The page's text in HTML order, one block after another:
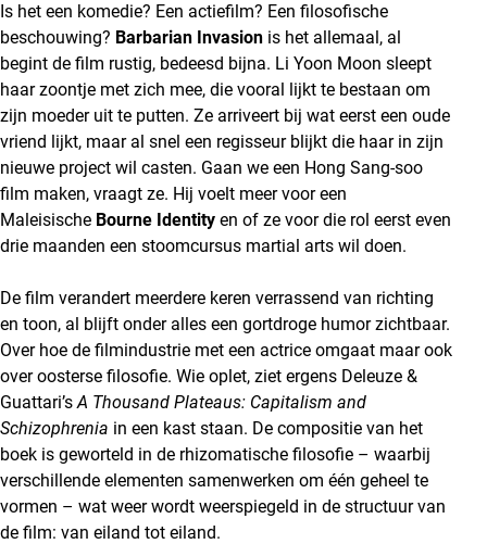
Is het een komedie? Een actiefilm? Een filosofische
beschouwing? Barbarian Invasion is het allemaal, al
begint de film rustig, bedeesd bijna. Li Yoon Moon sleept
haar zoontje met zich mee, die vooral lijkt te bestaan om
zijn moeder uit te putten. Ze arriveert bij wat eerst een oude
vriend lijkt, maar al snel een regisseur blijkt die haar in zijn
nieuwe project wil casten. Gaan we een Hong Sang-soo
film maken, vraagt ze. Hij voelt meer voor een
Maleisische Bourne Identity en of ze voor die rol eerst even
drie maanden een stoomcursus martial arts wil doen.
De film verandert meerdere keren verrassend van richting
en toon, al blijft onder alles een gortdroge humor zichtbaar.
Over hoe de filmindustrie met een actrice omgaat maar ook
over oosterse filosofie. Wie oplet, ziet ergens Deleuze &
Guattari’sA Thousand Plateaus: Capitalism and
Schizophrenia in een kast staan. De compositie van het
boek is geworteld in de rhizomatische filosofie – waarbij
verschillende elementen samenwerken om één geheel te
vormen – wat weer wordt weerspiegeld in de structuur van
de film: van eiland tot eiland.